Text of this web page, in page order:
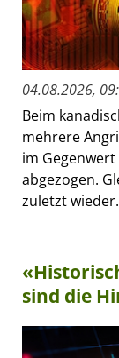
04.08.2026,
Beim
mehrere
im
abgezogen.
zuletzt
sind die